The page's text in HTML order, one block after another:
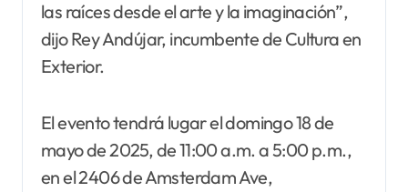
las raíces desde el arte y la imaginación”,
dijo Rey Andújar, incumbente de Cultura en
Exterior.
El evento tendrá lugar el domingo 18 de
mayo de 2025, de 11:00 a.m. a 5:00 p.m.,
en el 2406 de Amsterdam Ave,